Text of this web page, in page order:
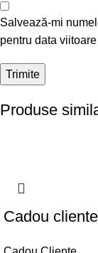
Salvează-mi
pentru data
Produse
Cadou